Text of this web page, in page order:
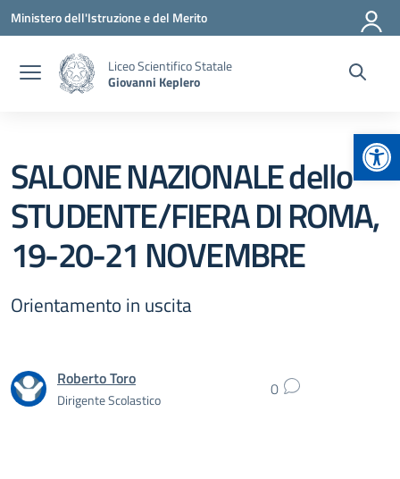
Vai ai contenuti
Vai al menu di navigazione
Vai al footer
Ministero dell'Istruzione e del Merito
Liceo Scientifico Statale
Giovanni Keplero
SALONE NAZIONALE dello
STUDENTE/FIERA DI ROMA,
19-20-21 NOVEMBRE
Orientamento in uscita
Roberto Toro
Dirigente Scolastico 0